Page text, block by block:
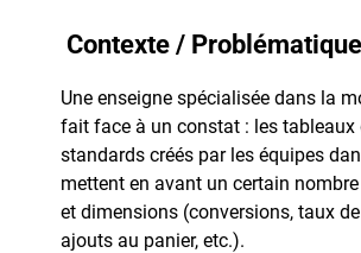
Contexte / Problématique
Une enseigne spécialisée dans la
fait face à un constat : les tableaux
standards créés par les équipes
mettent en avant un certain
et dimensions (conversions, taux
ajouts au panier, etc.).